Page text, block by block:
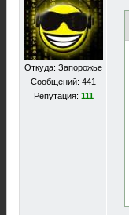
Откуда: Запорожье
Сообщений: 441
Репутация: 111